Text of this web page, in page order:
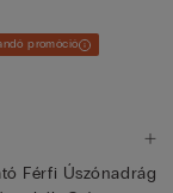
promóció
Férfi Úszónadrág